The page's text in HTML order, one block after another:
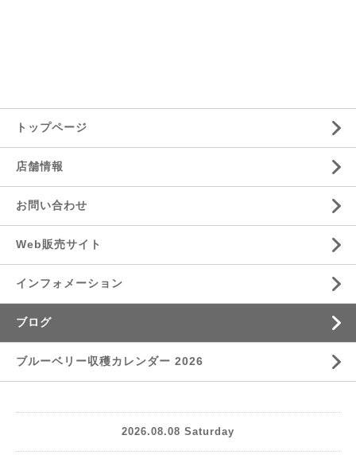
トップページ
店舗情報
お問い合わせ
Web販売サイト
インフォメーション
ブログ
ブルーベリー収穫カレンダー 2026
2026.08.08 Saturday